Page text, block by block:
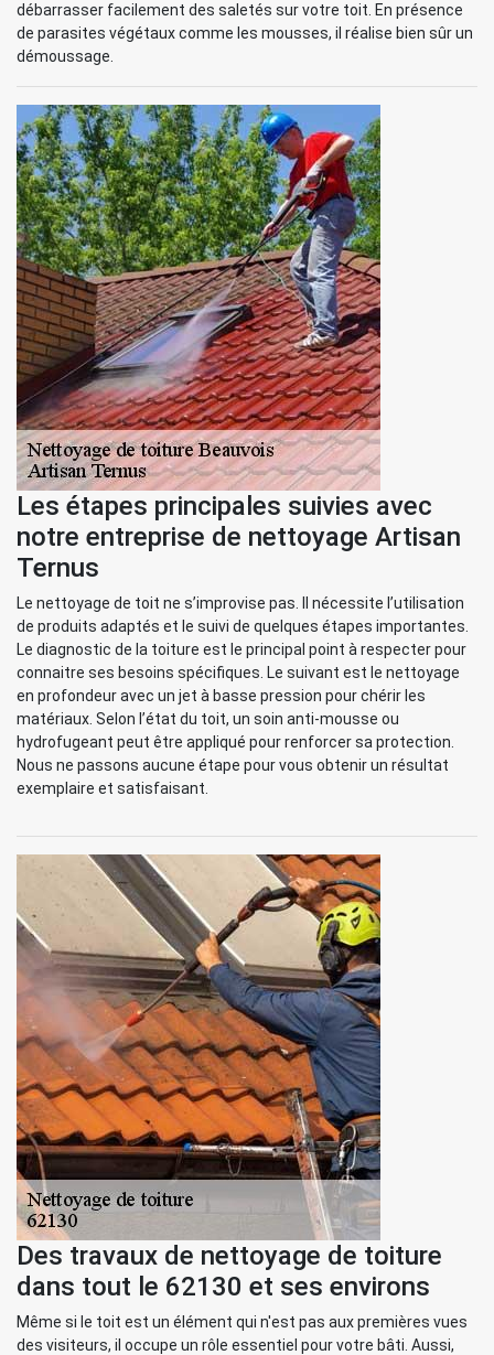
débarrasser facilement des saletés sur votre toit. En présence
de parasites végétaux comme les mousses, il réalise bien sûr un
démoussage.
Les étapes principales suivies avec
notre entreprise de nettoyage Artisan
Ternus
Le nettoyage de toit ne s’improvise pas. Il nécessite l’utilisation
de produits adaptés et le suivi de quelques étapes importantes.
Le diagnostic de la toiture est le principal point à respecter pour
connaitre ses besoins spécifiques. Le suivant est le nettoyage
en profondeur avec un jet à basse pression pour chérir les
matériaux. Selon l’état du toit, un soin anti-mousse ou
hydrofugeant peut être appliqué pour renforcer sa protection.
Nous ne passons aucune étape pour vous obtenir un résultat
exemplaire et satisfaisant.
Des travaux de nettoyage de toiture
dans tout le 62130 et ses environs
Même si le toit est un élément qui n'est pas aux premières vues
des visiteurs, il occupe un rôle essentiel pour votre bâti. Aussi,